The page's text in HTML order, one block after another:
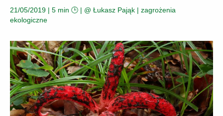
21/05/2019 | 5 min 🕒 | @ Łukasz Pająk | zagrożenia
ekologiczne